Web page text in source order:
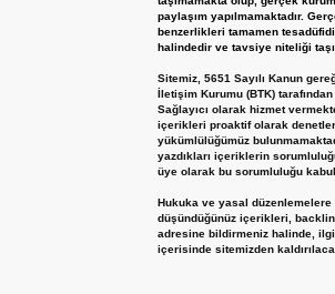
paylaşım yapılmamaktadır.
benzerlikleri tamamen
halindedir ve tavsiye niteliği
Sitemiz, 5651 Sayılı Kanun
İletişim Kurumu (BTK)
Sağlayıcı olarak hizmet
içerikleri proaktif olarak
yükümlülüğümüz
yazdıkları içeriklerin
üye olarak bu sorumluluğu kabul
Hukuka ve yasal düzenlemelere
düşündüğünüz içerikleri,
adresine bildirmeniz halinde,
içerisinde sitemizden